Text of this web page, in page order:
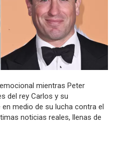
mientras Peter
del rey Carlos y su
medio de su lucha contra el
noticias reales, llenas de